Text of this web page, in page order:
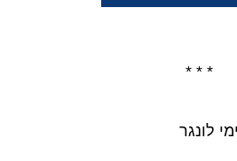
* * *
לונגר